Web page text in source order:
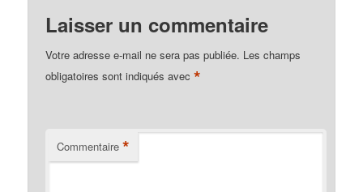
Laisser un commentaire
Votre adresse e-mail ne sera pas publiée. Les champs
obligatoires sont indiqués avec*
Commentaire *